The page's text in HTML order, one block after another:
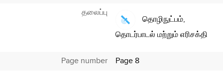
தலைப்பு
தொழிநுட்பம்,
தொடர்பாடல் மற்றும் எரிசக்தி
Page number Page 8